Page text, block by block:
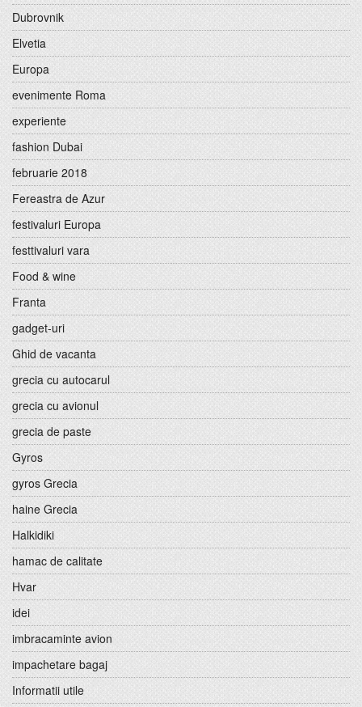
Dubrovnik
Elvetia
Europa
evenimente Roma
experiente
fashion Dubai
februarie 2018
Fereastra de Azur
festivaluri Europa
festtivaluri vara
Food & wine
Franta
gadget-uri
Ghid de vacanta
grecia cu autocarul
grecia cu avionul
grecia de paste
Gyros
gyros Grecia
haine Grecia
Halkidiki
hamac de calitate
Hvar
idei
imbracaminte avion
impachetare bagaj
Informatii utile